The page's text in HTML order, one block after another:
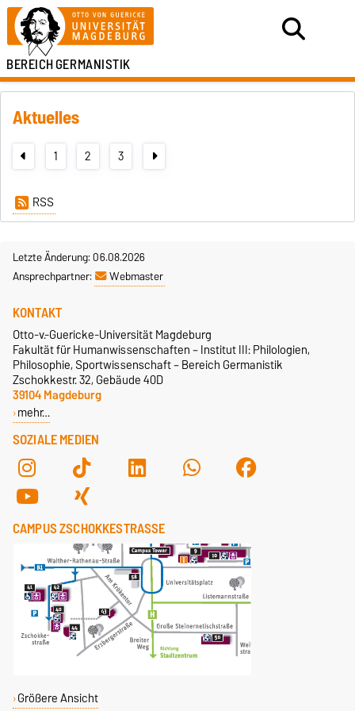
BEREICHGERMANISTIK
Aktuelles
1 2 3
RSS
Letzte Änderung: 06.08.2026
Ansprechpartner:
Webmaster
SOZIALE MEDIEN
KONTAKT
Otto-v.-Guericke-Universität Magdeburg
Fakultät für Humanwissenschaften – Institut III: Philologien,
Philosophie, Sportwissenschaft – Bereich Germanistik
Zschokkestr. 32, Gebäude 40D
39104 Magdeburg
mehr…
CAMPUS ZSCHOKKESTRASSE
Größere Ansicht